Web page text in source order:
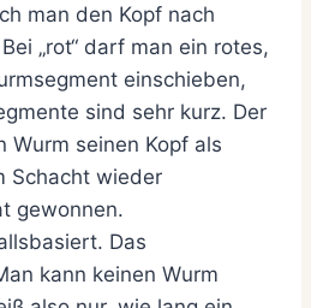
man den Kopf nach
„rot“ darf man ein rotes,
einschieben,
sind sehr kurz. Der
Wurm seinen Kopf als
Schacht wieder
gewonnen.
Das
kann keinen Wurm